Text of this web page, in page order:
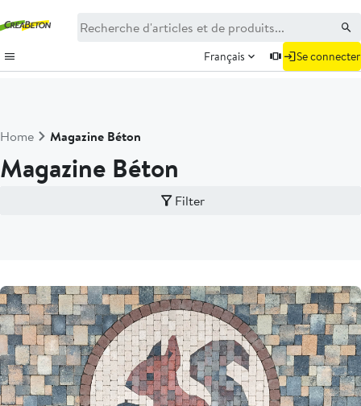
Français Se connecter
Home Magazine Béton
Magazine Béton
Filter